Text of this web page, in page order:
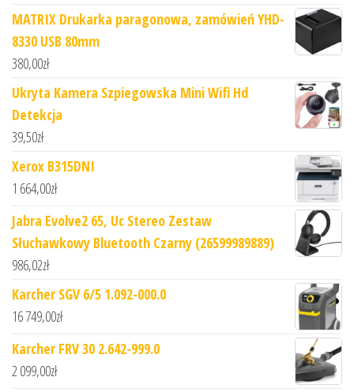
MATRIX Drukarka paragonowa, zamówień YHD-
8330 USB 80mm
380,00zł
Ukryta Kamera Szpiegowska Mini Wifi Hd
Detekcja
39,50zł
Xerox B315DNI
1 664,00zł
Jabra Evolve2 65, Uc Stereo Zestaw
Słuchawkowy Bluetooth Czarny (26599989889)
986,02zł
Karcher SGV 6/5 1.092-000.0
16 749,00zł
Karcher FRV 30 2.642-999.0
2 099,00zł